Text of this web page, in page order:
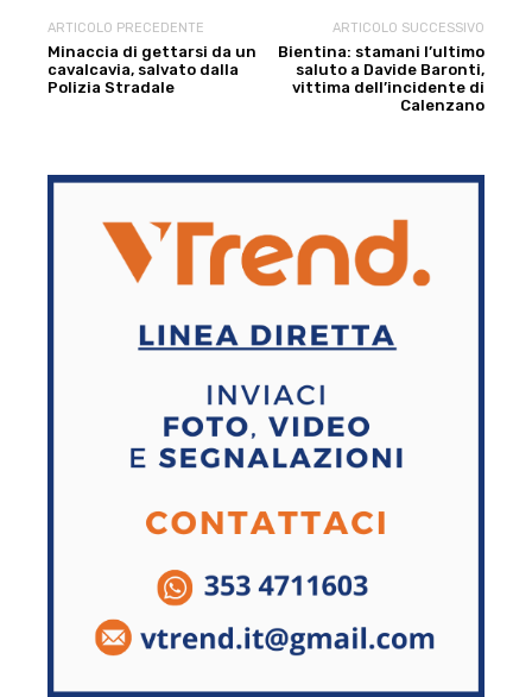
ARTICOLO PRECEDENTE
Minaccia di gettarsi da un
cavalcavia, salvato dalla
Polizia Stradale
ARTICOLO SUCCESSIVO
Bientina: stamani l’ultimo
saluto a Davide Baronti,
vittima dell’incidente di
Calenzano